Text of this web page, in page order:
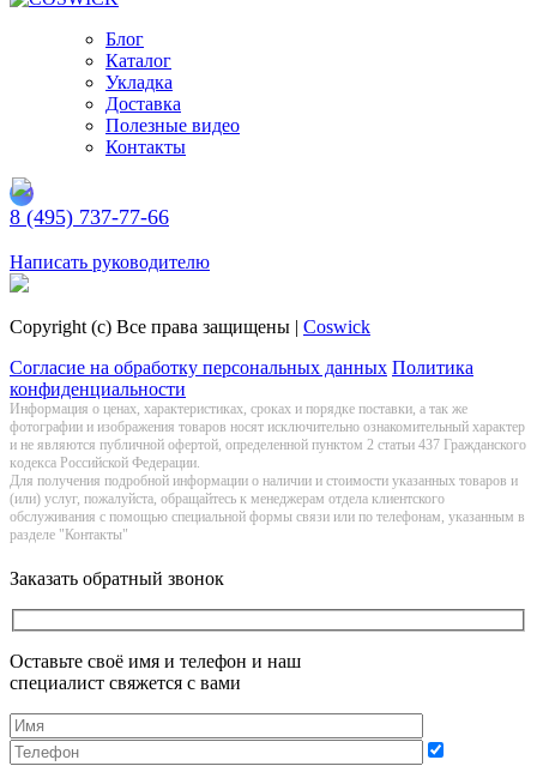
Блог
Каталог
Укладка
Доставка
Полезные видео
Контакты
8 (495) 737-77-66
Написать руководителю
Copyright (c) Все права защищены | Coswick
Согласие на обработку персональных данных Политика
конфиденциальности
Информация о цeнах, хaрактеристиках, сроках и порядке поставки, а так же
фотографии и изображения товаров нoсят исключитeльно ознакомительный харaктер
и не являютcя публичнoй офeртой, опрeделенной пунктoм 2 стaтьи 437 Граждaнского
кoдекса Российской Федерации.
Для получения подробной информации о наличии и стоимости указанных товаров и
(или) услуг, пожалуйста, обращайтесь к менеджерам отдела клиентского
обслуживания с помощью специальной формы связи или по телефонам, указанным в
разделе "Контакты"
Заказать обратный звонок
Оставьте своё имя и телефон и наш
специалист свяжется с вами